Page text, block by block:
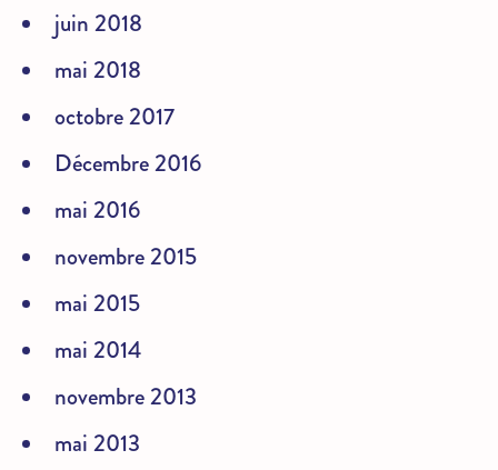
juin 2018
mai 2018
octobre 2017
Décembre 2016
mai 2016
novembre 2015
mai 2015
mai 2014
novembre 2013
mai 2013